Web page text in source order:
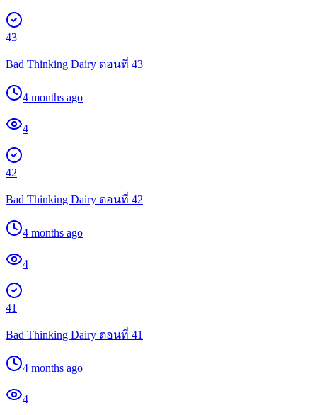
43
Bad Thinking Dairy ตอนที่ 43
4 months ago
4
42
Bad Thinking Dairy ตอนที่ 42
4 months ago
4
41
Bad Thinking Dairy ตอนที่ 41
4 months ago
4